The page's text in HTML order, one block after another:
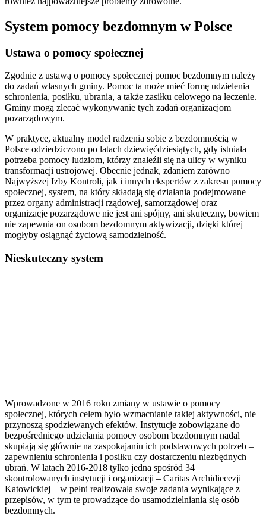
System pomocy bezdomnym w Polsce
Ustawa o pomocy społecznej
Zgodnie z ustawą o pomocy społecznej pomoc bezdomnym należy
do zadań własnych gminy. Pomoc ta może mieć formę udzielenia
schronienia, posiłku, ubrania, a także zasiłku celowego na leczenie.
Gminy mogą zlecać wykonywanie tych zadań organizacjom
pozarządowym.
W praktyce, aktualny model radzenia sobie z bezdomnością w
Polsce odziedziczono po latach dziewięćdziesiątych, gdy istniała
potrzeba pomocy ludziom, którzy znaleźli się na ulicy w wyniku
transformacji ustrojowej. Obecnie jednak, zdaniem zarówno
Najwyższej Izby Kontroli, jak i innych ekspertów z zakresu pomocy
społecznej, system, na który składają się działania podejmowane
przez organy administracji rządowej, samorządowej oraz
organizacje pozarządowe nie jest ani spójny, ani skuteczny, bowiem
nie zapewnia on osobom bezdomnym aktywizacji, dzięki której
mogłyby osiągnąć życiową samodzielność.
Nieskuteczny system
Wprowadzone w 2016 roku zmiany w ustawie o pomocy
społecznej, których celem było wzmacnianie takiej aktywności, nie
przynoszą spodziewanych efektów. Instytucje zobowiązane do
bezpośredniego udzielania pomocy osobom bezdomnym nadal
skupiają się głównie na zaspokajaniu ich podstawowych potrzeb –
zapewnieniu schronienia i posiłku czy dostarczeniu niezbędnych
ubrań. W latach 2016-2018 tylko jedna spośród 34
skontrolowanych instytucji i organizacji – Caritas Archidiecezji
Katowickiej – w pełni realizowała swoje zadania wynikające z
przepisów, w tym te prowadzące do usamodzielniania się osób
bezdomnych.